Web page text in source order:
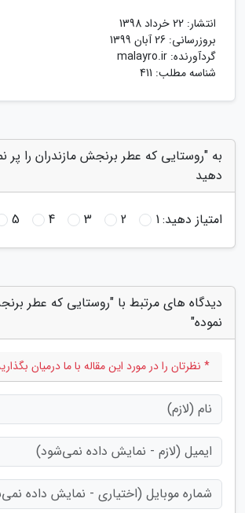
انتشار: 22 خرداد 1398
بروزرسانی: 26 آبان 1399
گردآورنده: malayro.ir
شناسه مطلب: 411
به "روستایی که عطر برنجش مازندران را پر
دهید
امتیاز دهید:1
2
3
4
5
دیدگاه های مرتبط با "روستایی که عطر
نموده"
* نظرتان را در مورد این مقاله با ما درمیان